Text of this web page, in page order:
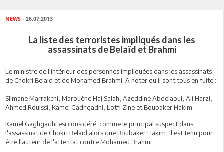
NEWS - 26.07.2013
La liste des terroristes impliqués dans les
assassinats de Belaïd et Brahmi
Le ministre de l'intérieur des personnes impliquées dans les assassinats
de Chokri Belaid et de Mohamed Brahmi. A noter qu'il sont tous en fuite :
Slimane Marrakchi, Marouène Haj Salah, Azeddine Abdelaoui, Ali Harzi,
Ahmed Rouissi, Kamel Gadhgadhi, Lotfi Zine et Boubaker Hakim.
Kamel Gaghgadhi esi considéré comme le principal suspect dans
l'assassinat de Chokri Belaïd alors que Boubaker Hakim, il est tenu pour
être l'auteur de l'attentat contre Mohamed Brahmi.